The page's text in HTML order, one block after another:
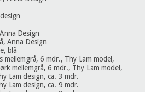
Design
Anna Design
blå
6 mdr., Thy Lam model,
mellemgrå, 6 mdr., Thy Lam model,
Lam design, ca. 3 mdr.
Lam design, ca. 9 mdr.